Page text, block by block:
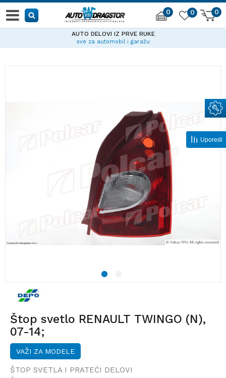
0 0
0
AUTO DELOVI IZ PRVE RUKE
sve za automobil i garažu
1
Štop svetlo RENAULT TWINGO (N),
07-14;
VAŽI ZA MODELE
ŠTOP SVETLA I PRATEĆI DELOVI
Uporedi